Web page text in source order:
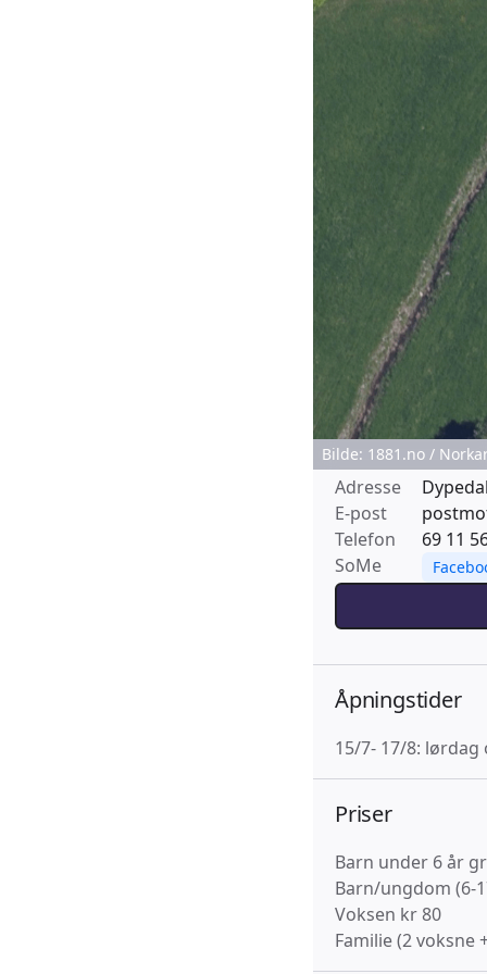
Bilde: 1881.no /
Adresse
E-post
Telefon
69 11
SoMe
Åpningstider
15/7- 17/8: lørdag
Priser
Barn under 6 år
Barn/ungdom (6-
Voksen kr 80
Familie (2 voksne